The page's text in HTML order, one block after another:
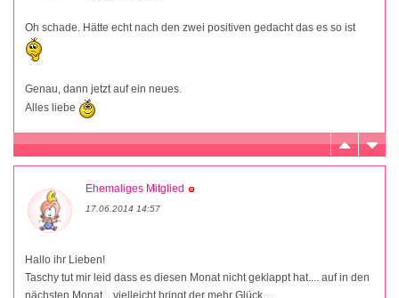
Oh schade. Hätte echt nach den zwei positiven gedacht das es so ist
Genau, dann jetzt auf ein neues.
Alles liebe
Ehemaliges Mitglied
17.06.2014 14:57
Hallo ihr Lieben!
Taschy tut mir leid dass es diesen Monat nicht geklappt hat.... auf in den